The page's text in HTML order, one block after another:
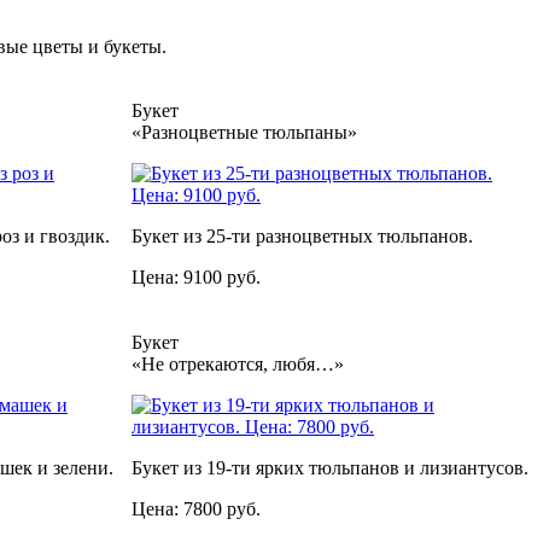
цветы и букеты.
и гвоздик.
Букет
«Разноцветные тюльпаны»
Букет из 25-ти разноцветных тюльпанов.
Цена: 9100 руб.
и зелени.
Букет
«Не отрекаются, любя…»
Букет из 19-ти ярких тюльпанов и лизиантусов.
Цена: 7800 руб.